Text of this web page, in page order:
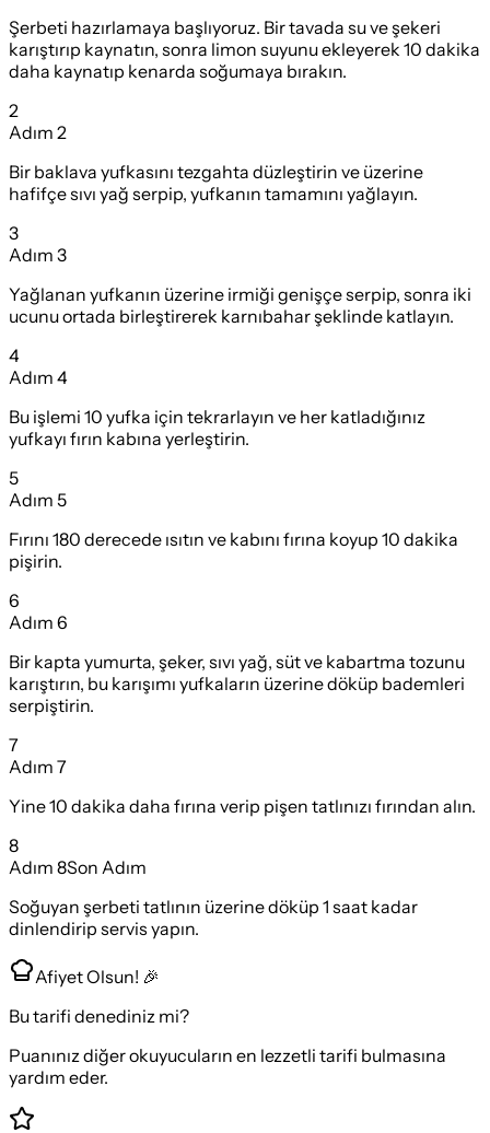
Şerbeti hazırlamaya başlıyoruz. Bir tavada su ve şekeri
karıştırıp kaynatın, sonra limon suyunu ekleyerek 10 dakika
daha kaynatıp kenarda soğumaya bırakın.
2
Adım 2
Bir baklava yufkasını tezgahta düzleştirin ve üzerine
hafifçe sıvı yağ serpip, yufkanın tamamını yağlayın.
3
Adım 3
Yağlanan yufkanın üzerine irmiği genişçe serpip, sonra iki
ucunu ortada birleştirerek karnıbahar şeklinde katlayın.
4
Adım 4
Bu işlemi 10 yufka için tekrarlayın ve her katladığınız
yufkayı fırın kabına yerleştirin.
5
Adım 5
Fırını 180 derecede ısıtın ve kabını fırına koyup 10 dakika
pişirin.
6
Adım 6
Bir kapta yumurta, şeker, sıvı yağ, süt ve kabartma tozunu
karıştırın, bu karışımı yufkaların üzerine döküp bademleri
serpiştirin.
7
Adım 7
Yine 10 dakika daha fırına verip pişen tatlınızı fırından alın.
8
Adım 8Son Adım
Soğuyan şerbeti tatlının üzerine döküp 1 saat kadar
dinlendirip servis yapın.
Afiyet Olsun! 🎉
Bu tarifi denediniz mi?
Puanınız diğer okuyucuların en lezzetli tarifi bulmasına
yardım eder.